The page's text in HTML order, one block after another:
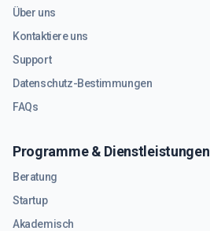
Über uns
Kontaktiere uns
Support
Datenschutz-Bestimmungen
FAQs
Programme & Dienstleistungen
Beratung
Startup
Akademisch